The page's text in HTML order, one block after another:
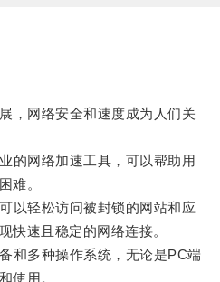
网络安全和速度成为人们关
网络加速工具，可以帮助用
难。
轻松访问被封锁的网站和应
快速且稳定的网络连接。
多种操作系统，无论是PC端
使用。